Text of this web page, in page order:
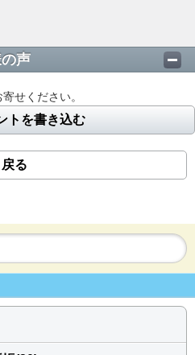
声
せください。
トを書き込む
戻る